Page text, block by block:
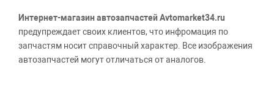
Интернет-магазин автозапчастей Avtomarket34.ru
предупреждает своих клиентов, что инфромация по
запчастям носит справочный характер. Все изображения
автозапчастей могут отличаться от аналогов.